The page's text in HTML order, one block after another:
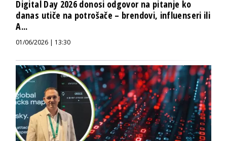
Digital Day 2026 donosi odgovor na pitanje ko
danas utiče na potrošače – brendovi, influenseri ili
A...
01/06/2026 | 13:30